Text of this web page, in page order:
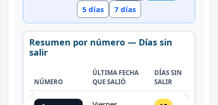
5 días
7 días
Resumen por número — Días sin
salir
NÚMERO
ÚLTIMA FECHA
QUE SALIÓ
DÍAS SIN
SALIR